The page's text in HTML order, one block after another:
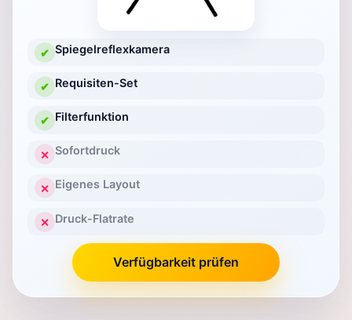
✔ Spiegelreflexkamera
✔ Requisiten-Set
✔ Filterfunktion
✕ Sofortdruck
✕ Eigenes Layout
✕ Druck-Flatrate
Verfügbarkeit prüfen